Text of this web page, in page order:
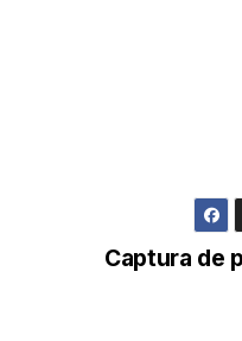
Captura de